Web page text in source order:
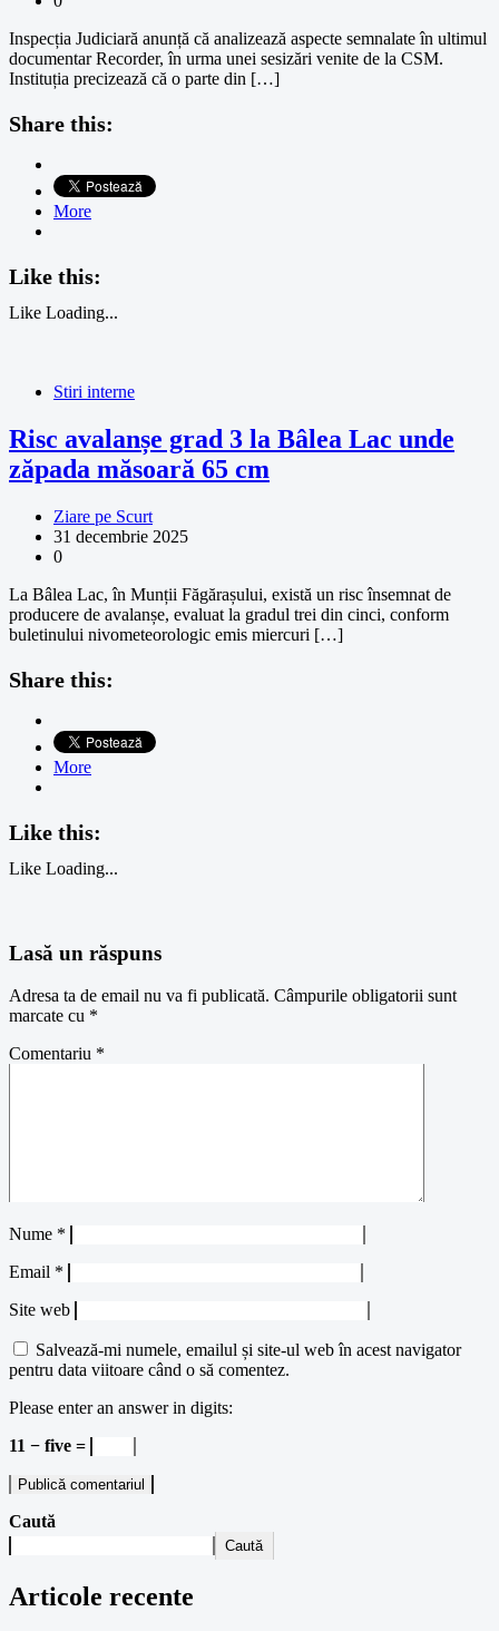
Inspecția Judiciară anunță că analizează aspecte semnalate în ultimul
documentar Recorder, în urma unei sesizări venite de la CSM.
Instituția precizează că o parte din […]
Share this:
More
Like this:
Like Loading...
Stiri interne
Risc avalanșe grad 3 la Bâlea Lac unde
zăpada măsoară 65 cm
Ziare pe Scurt
31 decembrie 2025
0
La Bâlea Lac, în Munții Făgărașului, există un risc însemnat de
producere de avalanșe, evaluat la gradul trei din cinci, conform
buletinului nivometeorologic emis miercuri […]
Share this:
More
Like this:
Like Loading...
Lasă un răspuns
Adresa ta de email nu va fi publicată. Câmpurile obligatorii sunt
marcate cu *
Comentariu *
Nume *
Email *
Site web
Salvează-mi numele, emailul și site-ul web în acest navigator
pentru data viitoare când o să comentez.
Please enter an answer in digits:
11 − five =
Caută
Caută
Articole recente